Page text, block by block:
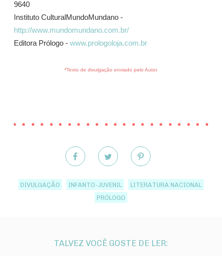
9640
Instituto CulturalMundoMundano -
http://www.mundomundano.com.br/
Editora Prólogo - www.prologoloja.com.br
*Texto de divulgação enviado pelo Autor.
DIVULGAÇÃO INFANTO-JUVENIL
LITERATURA NACIONAL
PRÓLOGO
TALVEZ VOCÊ GOSTE DE LER: